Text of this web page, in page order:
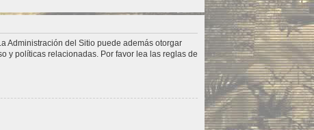
Administración del Sitio puede además otorgar
y políticas relacionadas. Por favor lea las reglas de